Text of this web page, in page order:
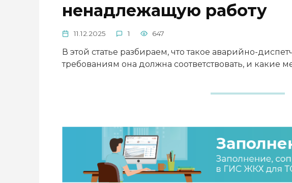
ненадлежащую работу
11.12.2025 1 647
В этой статье разбираем, что такое аварийно-
требованиям она должна соответствовать, и какие